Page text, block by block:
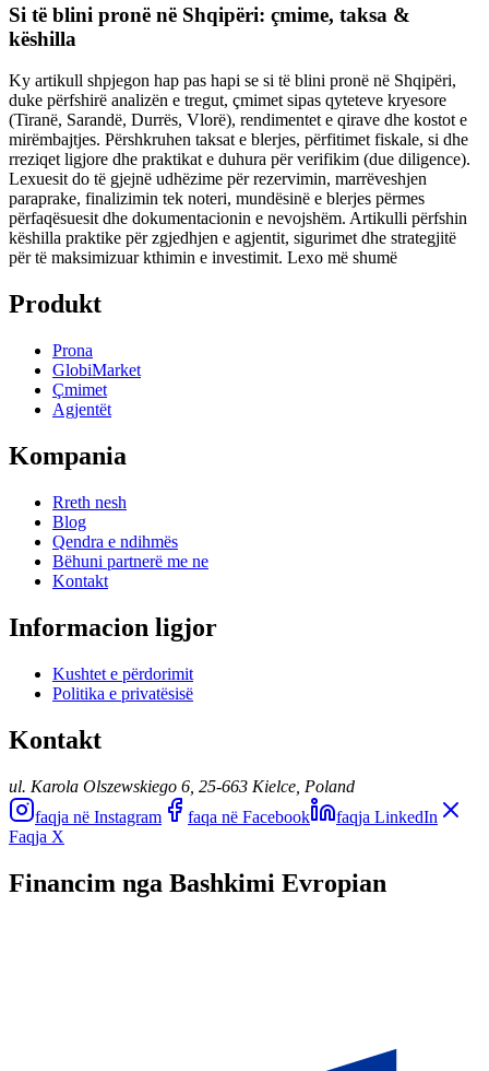
Si të blini pronë në Shqipëri: çmime, taksa &
këshilla
Ky artikull shpjegon hap pas hapi se si të blini pronë në Shqipëri,
duke përfshirë analizën e tregut, çmimet sipas qyteteve kryesore
(Tiranë, Sarandë, Durrës, Vlorë), rendimentet e qirave dhe kostot e
mirëmbajtjes. Përshkruhen taksat e blerjes, përfitimet fiskale, si dhe
rreziqet ligjore dhe praktikat e duhura për verifikim (due diligence).
Lexuesit do të gjejnë udhëzime për rezervimin, marrëveshjen
paraprake, finalizimin tek noteri, mundësinë e blerjes përmes
përfaqësuesit dhe dokumentacionin e nevojshëm. Artikulli përfshin
këshilla praktike për zgjedhjen e agjentit, sigurimet dhe strategjitë
për të maksimizuar kthimin e investimit. Lexo më shumë
Produkt
Prona
GlobiMarket
Çmimet
Agjentët
Kompania
Rreth nesh
Blog
Qendra e ndihmës
Bëhuni partnerë me ne
Kontakt
Informacion ligjor
Kushtet e përdorimit
Politika e privatësisë
Kontakt
ul. Karola Olszewskiego 6, 25-663 Kielce, Poland
faqja në Instagram
faqa në Facebook
faqja LinkedIn
Faqja X
Financim nga Bashkimi Evropian